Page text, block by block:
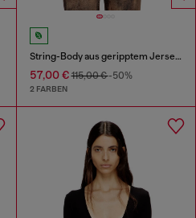
String-Body aus geripptem Jersey mit Marmoreffekt
57,00 €115,00 €-50%
2 FARBEN